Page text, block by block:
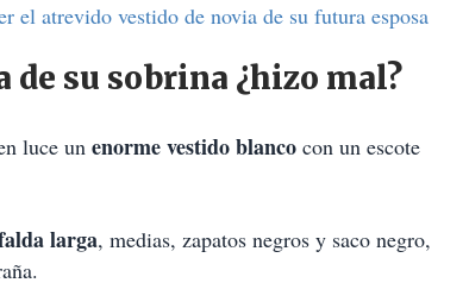
el atrevido vestido de novia de su futura esposa
su sobrina ¿hizo mal?
luce un enorme vestido blanco con un escote
larga, medias, zapatos negros y saco negro,